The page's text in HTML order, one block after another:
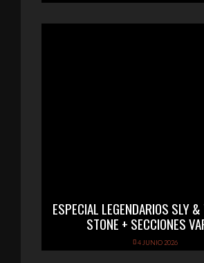
ESPECIAL LEGENDARIOS SLY
STONE + SECCIONES
4 JUNIO 2026